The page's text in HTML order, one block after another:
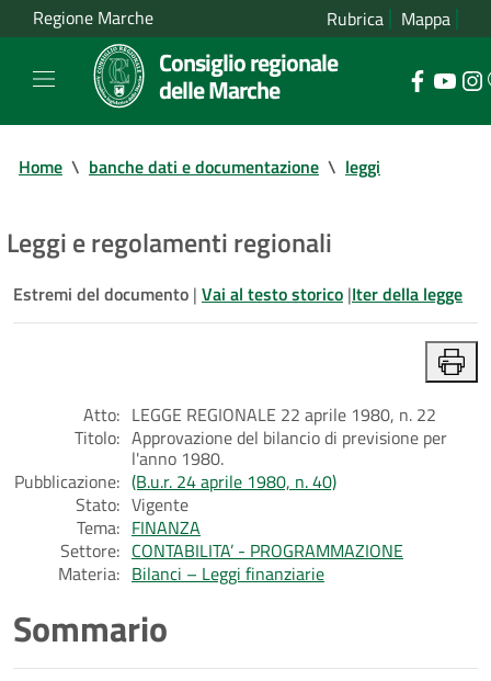
Regione Marche Rubrica Mappa
Consiglio regionale
delle Marche
Home \ banche dati e documentazione \ leggi
Leggi e regolamenti regionali
Estremi del documento | Vai al testo storico |Iter della legge
Atto: LEGGE REGIONALE 22 aprile 1980, n. 22
Titolo: Approvazione del bilancio di previsione per
l'anno 1980.
Pubblicazione: (B.u.r. 24 aprile 1980, n. 40)
Stato: Vigente
Tema: FINANZA
Settore: CONTABILITA’ - PROGRAMMAZIONE
Materia: Bilanci – Leggi finanziarie
Sommario